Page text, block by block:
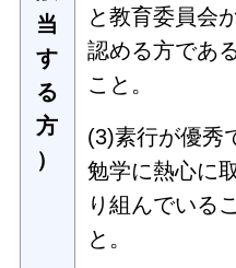
当
す
る
方
）
と教育委員会
認める方であ
こと。
(3)素行が優秀
勉学に熱心に取
り組んでいるこ
と。